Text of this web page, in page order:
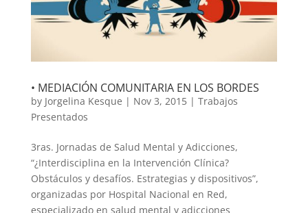
• MEDIACIÓN COMUNITARIA EN LOS BORDES
by Jorgelina Kesque | Nov 3, 2015| Trabajos
Presentados
3ras. Jornadas de Salud Mental y Adicciones,
“¿Interdisciplina en la Intervención Clínica?
Obstáculos y desafíos. Estrategias y dispositivos”,
organizadas por Hospital Nacional en Red,
especializado en salud mental y adicciones